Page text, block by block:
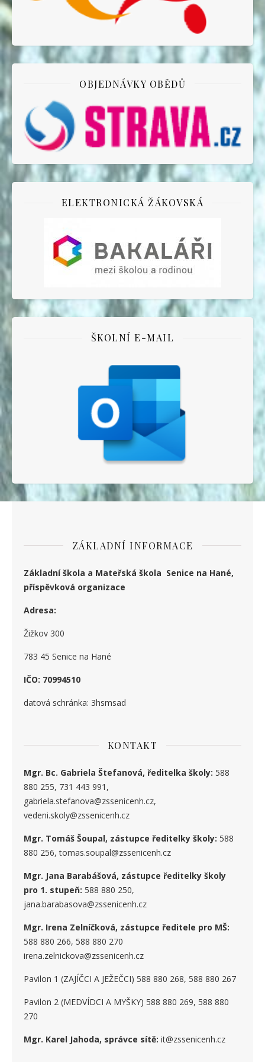
OBJEDNÁVKY OBĚDŮ
ELEKTRONICKÁ ŽÁKOVSKÁ
ŠKOLNÍ E-MAIL
ZÁKLADNÍ INFORMACE
Základní škola a Mateřská škola Senice na Hané,
příspěvková organizace
Adresa:
Žižkov 300
783 45 Senice na Hané
IČO: 70994510
datová schránka: 3hsmsad
KONTAKT
Mgr. Bc. Gabriela Štefanová, ředitelka školy: 588
880 255, 731 443 991,
gabriela.stefanova@zssenicenh.cz,
vedeni.skoly@zssenicenh.cz
Mgr. Tomáš Šoupal, zástupce ředitelky školy: 588
880 256, tomas.soupal@zssenicenh.cz
Mgr. Jana Barabášová, zástupce ředitelky školy
pro 1. stupeň: 588 880 250,
jana.barabasova@zssenicenh.cz
Mgr. Irena Zelníčková, zástupce ředitele pro MŠ:
588 880 266, 588 880 270
irena.zelnickova@zssenicenh.cz
Pavilon 1 (ZAJÍČCI A JEŽEČCI) 588 880 268, 588 880 267
Pavilon 2 (MEDVÍDCI A MYŠKY) 588 880 269, 588 880
270
Mgr. Karel Jahoda, správce sítě: it@zssenicenh.cz